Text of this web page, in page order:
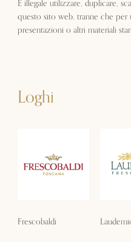
È illegale utilizzare, duplicare,
questo sito web, tranne che
presentazioni o altri materiali
Loghi
Frescobaldi